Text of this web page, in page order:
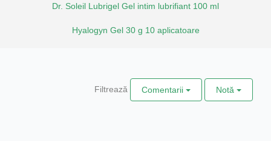
Dr. Soleil Lubrigel Gel intim lubrifiant 100 ml
Hyalogyn Gel 30 g 10 aplicatoare
Filtrează Comentarii Notă